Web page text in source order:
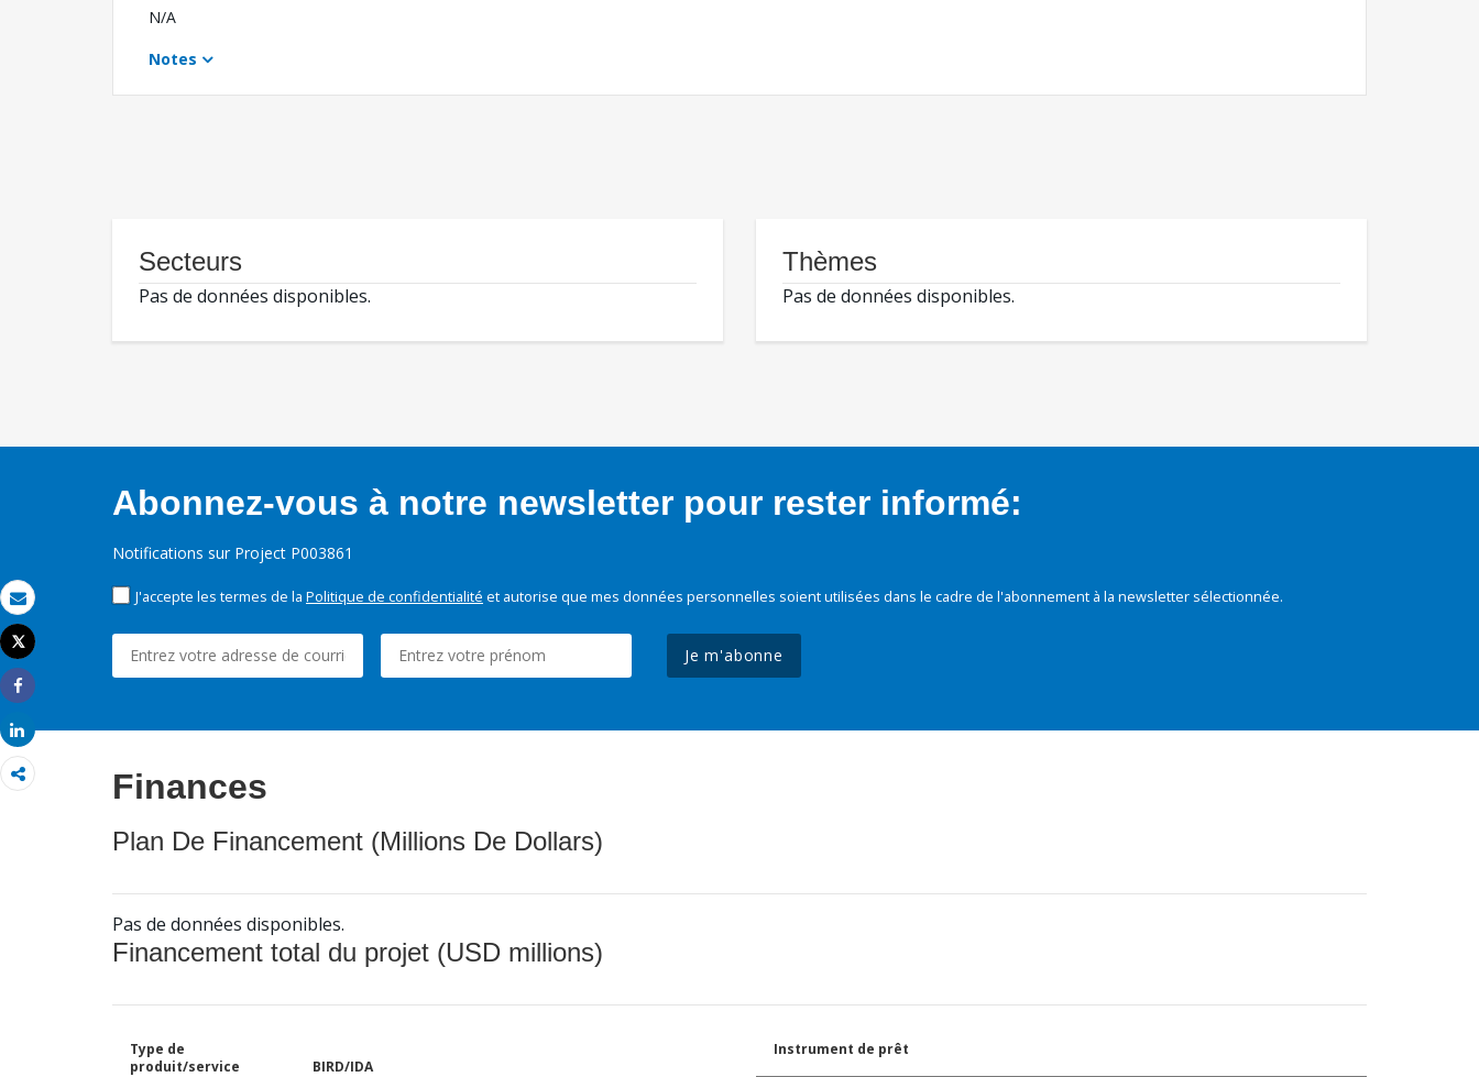
Email
Imprimer
Tweet
Share
Share
N/A
Notes
Secteurs
Pas de données disponibles.
Thèmes
Pas de données disponibles.
Abonnez-vous à notre newsletter pour rester informé:
Notifications sur Project P003861
J'accepte les termes de la Politique de confidentialité et autorise que mes données personnelles soient utilisées dans le cadre de l'abonnement à la newsletter sélectionnée.
Je m'abonne
Finances
Plan De Financement (Millions De Dollars)
Pas de données disponibles.
Financement total du projet (USD millions)
Type de
produit/service
BIRD/IDA
Instrument de prêt